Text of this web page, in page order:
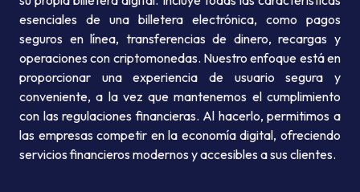
esenciales de una billetera electrónica, como pagos
seguros en línea, transferencias de dinero, recargas y
operaciones con criptomonedas. Nuestro enfoque está en
proporcionar una experiencia de usuario segura y
conveniente, a la vez que mantenemos el cumplimiento
con las regulaciones financieras. Al hacerlo, permitimos a
las empresas competir en la economía digital, ofreciendo
servicios financieros modernos y accesibles a sus clientes.